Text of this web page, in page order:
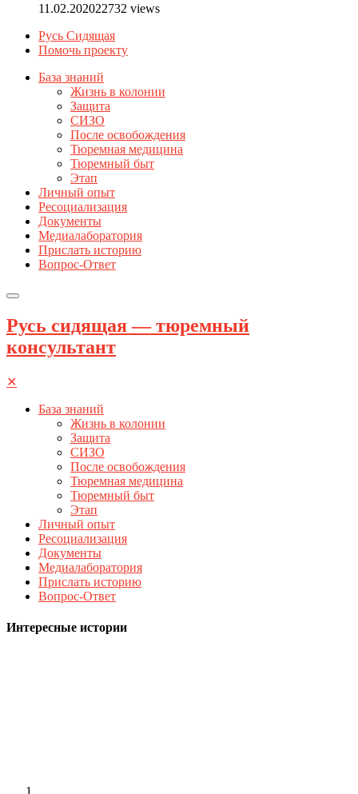
11.02.202022732 views
Русь Сидящая
Помочь проекту
База знаний
Жизнь в колонии
Защита
СИЗО
После освобождения
Тюремная медицина
Тюремный быт
Этап
Личный опыт
Ресоциализация
Документы
Медиалаборатория
Прислать историю
Вопрос-Ответ
Русь сидящая — тюремный
консультант
✕
База знаний
Жизнь в колонии
Защита
СИЗО
После освобождения
Тюремная медицина
Тюремный быт
Этап
Личный опыт
Ресоциализация
Документы
Медиалаборатория
Прислать историю
Вопрос-Ответ
Интересные истории